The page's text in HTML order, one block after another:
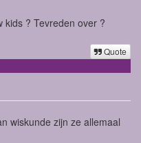
kids ? Tevreden over ?
Quote
wiskunde zijn ze allemaal